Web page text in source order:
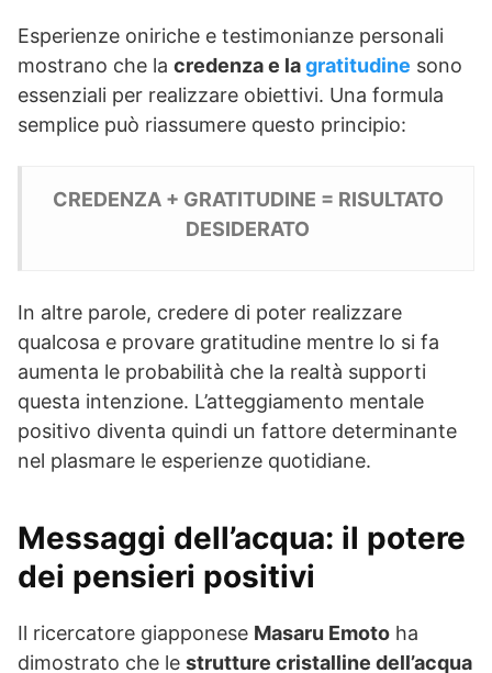
Esperienze oniriche e testimonianze personali
mostrano che la credenza e lagratitudine sono
essenziali per realizzare obiettivi. Una formula
semplice può riassumere questo principio:
CREDENZA + GRATITUDINE = RISULTATO
DESIDERATO
In altre parole, credere di poter realizzare
qualcosa e provare gratitudine mentre lo si fa
aumenta le probabilità che la realtà supporti
questa intenzione. L’atteggiamento mentale
positivo diventa quindi un fattore determinante
nel plasmare le esperienze quotidiane.
Messaggi dell’acqua: il potere
dei pensieri positivi
Il ricercatore giapponese Masaru Emoto ha
dimostrato che le strutture cristalline dell’acqua